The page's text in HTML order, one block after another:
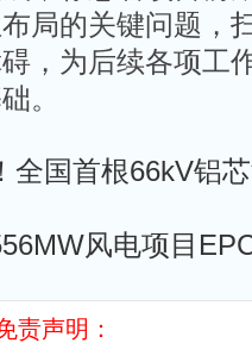
局的关键问题，
，为后续各项工
。
全国首根66kV铝
风电项目
责声明：